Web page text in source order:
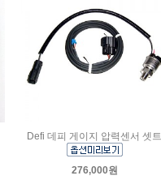
Defi 데피 게이지 압력센서 셋트
276,000원